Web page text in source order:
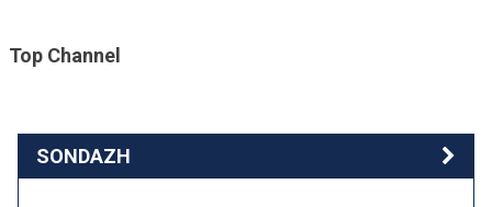
Top Channel
SONDAZH